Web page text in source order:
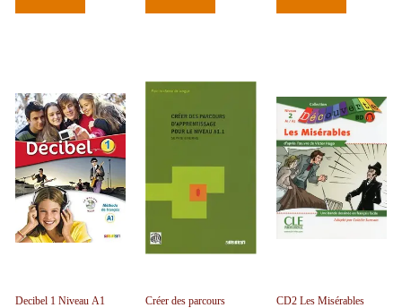
Decibel 1 Niveau A1
Créer des parcours
CD2 Les Misérables